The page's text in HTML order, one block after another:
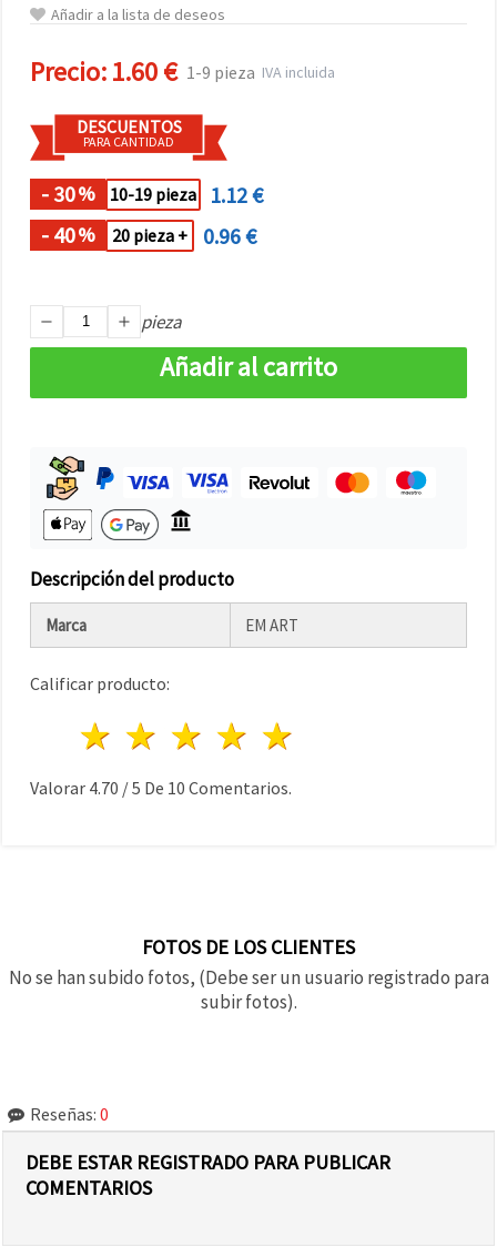
Añadir a la lista de deseos
Precio:1.60 € 1-9 pieza IVA incluida
DESCUENTOS
PARA CANTIDAD
- 30% 10-19 pieza
1.12 €
- 40% 20 pieza + 0.96 €
pieza
Añadir al carrito
Descripción del producto
Marca EM ART
Calificar producto:
4 estrellas
3 estrellas
2 estrellas
1 estrella
Valorar 4.70 /5 De 10 Comentarios.
FOTOS DE LOS CLIENTES
No se han subido fotos, (Debe ser un usuario registrado para
subir fotos).
Reseñas: 0
DEBE ESTAR REGISTRADO PARA PUBLICAR
COMENTARIOS